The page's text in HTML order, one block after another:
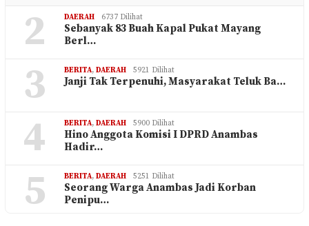
2 DAERAH 6737 Dilihat
Sebanyak 83 Buah Kapal Pukat Mayang
Berl…
3 BERITA, DAERAH 5921 Dilihat
Janji Tak Terpenuhi, Masyarakat Teluk Ba…
4 BERITA, DAERAH 5900 Dilihat
Hino Anggota Komisi I DPRD Anambas
Hadir…
5 BERITA, DAERAH 5251 Dilihat
Seorang Warga Anambas Jadi Korban
Penipu…